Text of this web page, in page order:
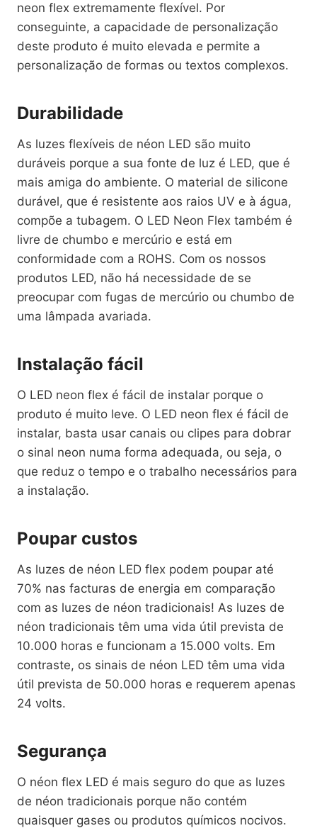
neon flex extremamente flexível. Por
conseguinte, a capacidade de personalização
deste produto é muito elevada e permite a
personalização de formas ou textos complexos.
Durabilidade
As luzes flexíveis de néon LED são muito
duráveis porque a sua fonte de luz é LED, que é
mais amiga do ambiente. O material de silicone
durável, que é resistente aos raios UV e à água,
compõe a tubagem. O LED Neon Flex também é
livre de chumbo e mercúrio e está em
conformidade com a ROHS. Com os nossos
produtos LED, não há necessidade de se
preocupar com fugas de mercúrio ou chumbo de
uma lâmpada avariada.
Instalação fácil
O LED neon flex é fácil de instalar porque o
produto é muito leve. O LED neon flex é fácil de
instalar, basta usar canais ou clipes para dobrar
o sinal neon numa forma adequada, ou seja, o
que reduz o tempo e o trabalho necessários para
a instalação.
Poupar custos
As luzes de néon LED flex podem poupar até
70% nas facturas de energia em comparação
com as luzes de néon tradicionais! As luzes de
néon tradicionais têm uma vida útil prevista de
10.000 horas e funcionam a 15.000 volts. Em
contraste, os sinais de néon LED têm uma vida
útil prevista de 50.000 horas e requerem apenas
24 volts.
Segurança
O néon flex LED é mais seguro do que as luzes
de néon tradicionais porque não contém
quaisquer gases ou produtos químicos nocivos.